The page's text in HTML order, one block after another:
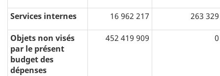
Services internes 16 962 217 263 329
Objets non visés
par le présent
budget des
dépenses
452 419 909 0